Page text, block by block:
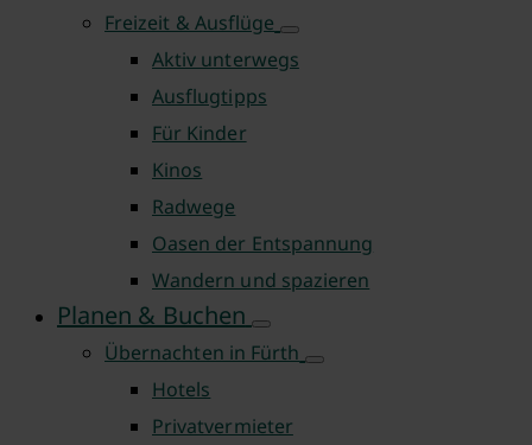
Freizeit & Ausflüge
Aktiv unterwegs
Ausflugtipps
Für Kinder
Kinos
Radwege
Oasen der Entspannung
Wandern und spazieren
Planen & Buchen
Übernachten in Fürth
Hotels
Privatvermieter